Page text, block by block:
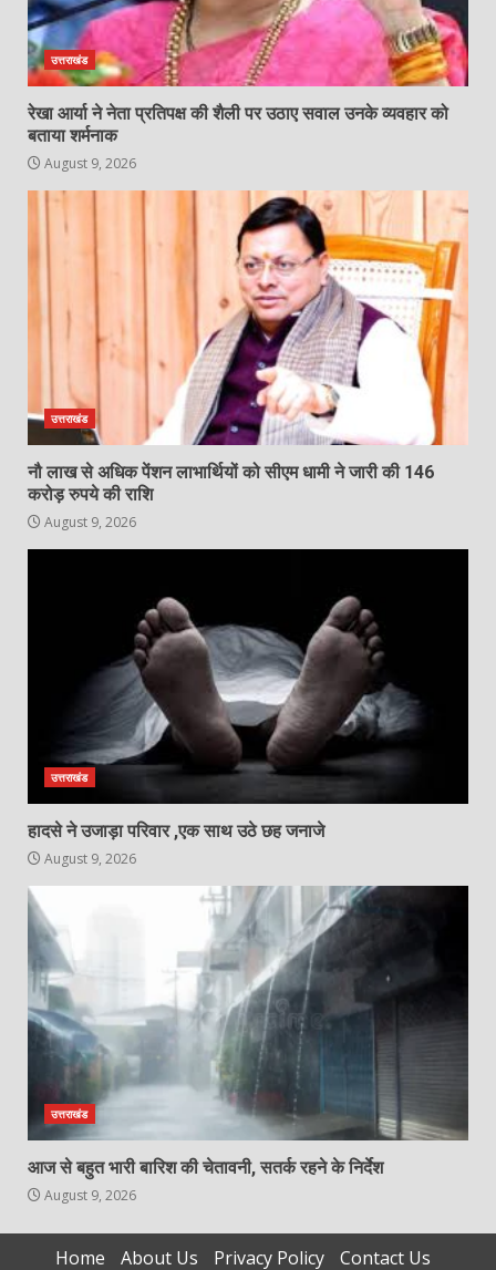
उत्तराखंड
रेखा आर्या ने नेता प्रतिपक्ष की शैली पर उठाए सवाल उनके व्यवहार को
बताया शर्मनाक
August 9, 2026
उत्तराखंड
नौ लाख से अधिक पेंशन लाभार्थियों को सीएम धामी ने जारी की 146
करोड़ रुपये की राशि
August 9, 2026
उत्तराखंड
हादसे ने उजाड़ा परिवार ,एक साथ उठे छह जनाजे
August 9, 2026
उत्तराखंड
आज से बहुत भारी बारिश की चेतावनी, सतर्क रहने के निर्देश
August 9, 2026
Home About Us Privacy Policy Contact Us